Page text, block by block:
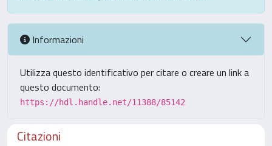
Informazioni
Utilizza questo identificativo per citare o creare un link a
questo documento:
https://hdl.handle.net/11388/85142
Citazioni